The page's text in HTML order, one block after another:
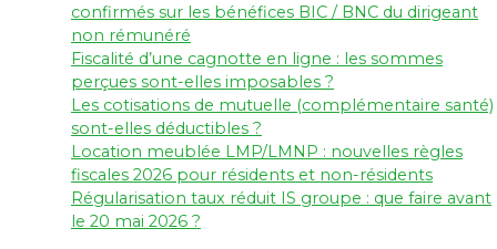
confirmés sur les bénéfices BIC / BNC du dirigeant
non rémunéré
Fiscalité d’une cagnotte en ligne : les sommes
perçues sont-elles imposables ?
Les cotisations de mutuelle (complémentaire santé)
sont-elles déductibles ?
Location meublée LMP/LMNP : nouvelles règles
fiscales 2026 pour résidents et non-résidents
Régularisation taux réduit IS groupe : que faire avant
le 20 mai 2026 ?